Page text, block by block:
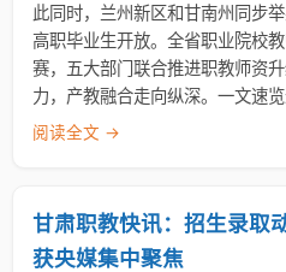
此同时，兰州新区和甘南州同步
高职毕业生开放。全省职业院校
赛，五大部门联合推进职教师资
力，产教融合走向纵深。一文速
阅读全文 →
甘肃职教快讯：招生录取
获央媒集中聚焦